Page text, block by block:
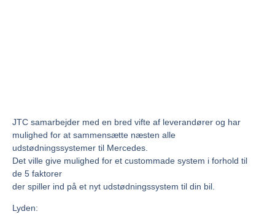
JTC samarbejder med en bred vifte af leverandører og har
mulighed for at sammensætte næsten alle
udstødningssystemer til Mercedes.
Det ville give mulighed for et custommade system i forhold til
de 5 faktorer
der spiller ind på et nyt udstødningssystem til din bil.
Lyden: